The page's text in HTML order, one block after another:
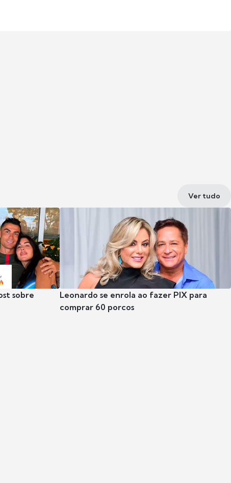
Ver tudo
sobre
Leonardo se enrola ao fazer PIX para
comprar 60 porcos